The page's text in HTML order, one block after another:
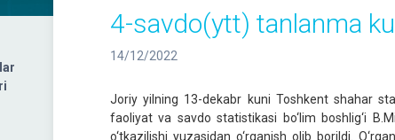
4-savdo(ytt) tanlanma
14/12/2022
Joriy yilning 13-dekabr kuni Toshkent shahar
faoliyat va savdo statistikasi bo‘lim boshlig‘i
o‘tkazilishi yuzasidan o‘rganish olib borildi.